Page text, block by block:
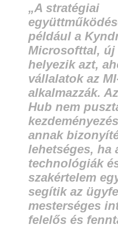
„A stratégiai
például a
Microsofttal, új
helyezik azt,
vállalatok az
alkalmazzák.
Hub nem
annak
lehetséges, ha
technológiák
szakértelem
segítik az
mesterséges
felelős és